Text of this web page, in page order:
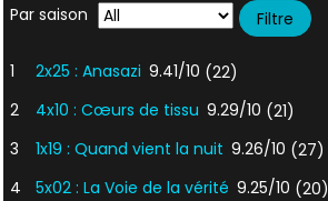
Par saison
1 2x25 : Anasazi 9.41/10 (22)
2
4x10 : Cœurs de tissu 9.29/10 (21)
3
1x19 : Quand vient la nuit 9.26/10 (27)
4
5x02 : La Voie de la vérité 9.25/10 (20)